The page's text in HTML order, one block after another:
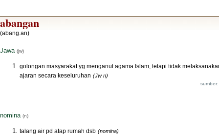
abangan
(abang.an)
Jawa (jw)
golongan masyarakat yg menganut agama Islam, tetapi tidak
ajaran secara keseluruhan (Jw n)
nomina (n)
talang air pd atap rumah dsb (nomina)